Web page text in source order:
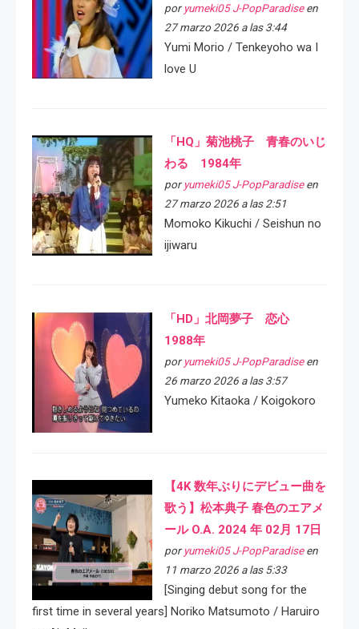
por yumeki05 J-PopParadiseen
27 marzo 2026 a las 3:44
Yumi Morio / Tenkeyoho wa I
love U
「HQ」菊池桃子 青春のいじ
わる 1984年
por yumeki05 J-PopParadiseen
27 marzo 2026 a las 2:51
Momoko Kikuchi / Seishun no
ijiwaru
「HD」北岡夢子 恋心
1988年
por yumeki05 J-PopParadiseen
26 marzo 2026 a las 3:57
Yumeko Kitaoka / Koigokoro
【4K 数年ぶりにデビュー曲を
歌う】松本典子 春色のエアメ
ール O.A. 2024 年 02月 17日
por yumeki05 J-PopParadiseen
11 marzo 2026 a las 5:33
[Singing debut song for the
first time in several years] Noriko Matsumoto / Haruiro